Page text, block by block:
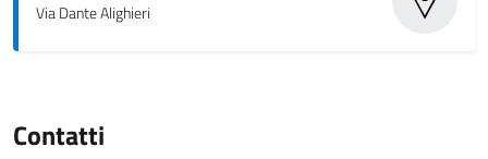
Via Dante Alighieri
Contatti